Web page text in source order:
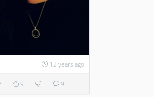
12 years ago
9 9